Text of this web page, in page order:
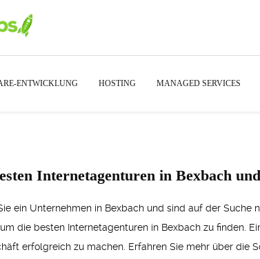
ENTWICKLUNG HOSTING MANAGED SERVICES
Internetagenturen in Bexbach
ein Unternehmen in Bexbach und sind auf der
die besten Internetagenturen in Bexbach zu finden.
erfolgreich zu machen. Erfahren Sie mehr über die